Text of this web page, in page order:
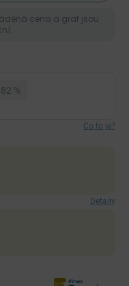
cena a graf jsou
%
Co to je?
Detaily